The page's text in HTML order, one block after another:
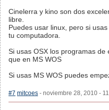
Cinelerra y kino son dos
libre.
Puedes usar linux, pero si
tu computadora.
Si usas OSX los programas
que en MS WOS
Si usas MS WOS puedes
#7 mitcoes - noviembre 28, 2010 -